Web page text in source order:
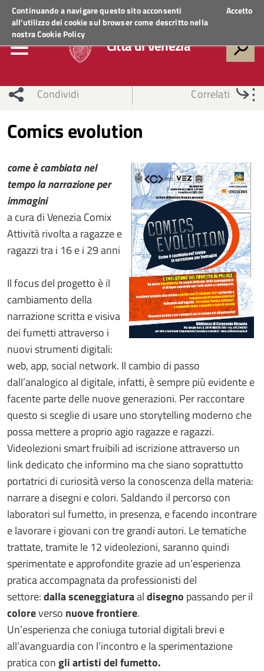
Continuando a navigare questo sito acconsenti
all'utilizzo dei cookie sul browser come descritto nella
nostraCookie Policy
Accetto
Regione VenetoACCEDI AI SERVIZI
Città di Venezia
Condividi Correlati
Comics evolution
come è cambiata nel
tempo la narrazione per
immagini
a cura di Venezia Comix
Attività rivolta a ragazze e
ragazzi tra i 16 e i 29 anni
Il focus del progetto è il
cambiamento della
narrazione scritta e visiva
dei fumetti attraverso i
nuovi strumenti digitali:
web, app, social network. Il cambio di passo
dall’analogico al digitale, infatti, è sempre più evidente e
facente parte delle nuove generazioni. Per raccontare
questo si sceglie di usare uno storytelling moderno che
possa mettere a proprio agio ragazze e ragazzi.
Videolezioni smart fruibili ad iscrizione attraverso un
link dedicato che informino ma che siano soprattutto
portatrici di curiosità verso la conoscenza della materia:
narrare a disegni e colori. Saldando il percorso con
laboratori sul fumetto, in presenza, e facendo incontrare
e lavorare i giovani con tre grandi autori. Le tematiche
trattate, tramite le 12 videolezioni, saranno quindi
sperimentate e approfondite grazie ad un’esperienza
pratica accompagnata da professionisti del
settore:dalla sceneggiaturaaldisegno passando per il
coloreverso nuove frontiere.
Un’esperienza che coniugatutorial digitali brevi e
all’avanguardia con l’incontro e la sperimentazione
pratica congli artisti del fumetto.